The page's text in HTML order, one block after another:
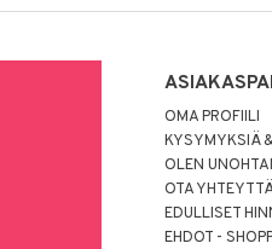
OMA PROFIILI
KYSYMYKSIÄ
OLEN
OTA
EDULLISET
EHDOT -